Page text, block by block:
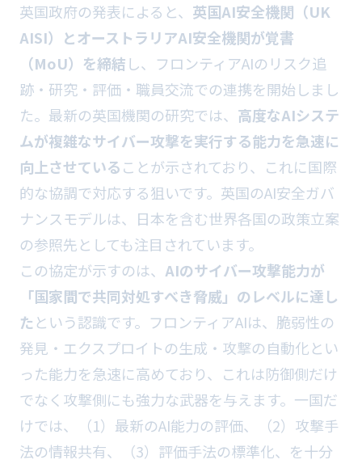
英国政府の発表によると、 英国AI安全機関（UK
AISI）とオーストラリアAI安全機関が覚書
（MoU）を締結し、フロンティアAIのリスク追
跡・研究・評価・職員交流での連携を開始しまし
た。最新の英国機関の研究では、 高度なAIシステ
ムが複雑なサイバー攻撃を実行する能力を急速に
向上させていることが示されており、これに国際
的な協調で対応する狙いです。英国のAI安全ガバ
ナンスモデルは、日本を含む世界各国の政策立案
の参照先としても注目されています。
この協定が示すのは、 AIのサイバー攻撃能力が
「国家間で共同対処すべき脅威」のレベルに達し
た という認識です。フロンティアAIは、脆弱性の
発見・エクスプロイトの生成・攻撃の自動化とい
った能力を急速に高めており、これは防御側だけ
でなく攻撃側にも強力な武器を与えます。一国だ
けでは、（1）最新のAI能力の評価、（2）攻撃手
法の情報共有、（3）評価手法の標準化、を十分